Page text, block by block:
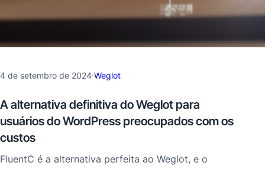
4 de setembro de 2024·Weglot
A alternativa definitiva do Weglot para
usuários do WordPress preocupados com os
custos
FluentC é a alternativa perfeita ao Weglot, e o